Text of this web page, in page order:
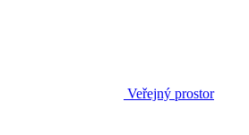
Veřejný prostor